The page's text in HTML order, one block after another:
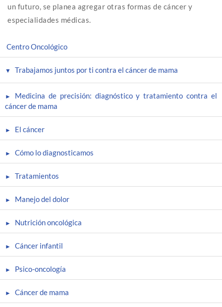
un futuro, se planea agregar otras formas de cáncer y
especialidades médicas.
Centro Oncológico
Trabajamos juntos por ti contra el cáncer de mama
Medicina de precisión: diagnóstico y tratamiento contra el
cáncer de mama
El cáncer
Cómo lo diagnosticamos
Tratamientos
Manejo del dolor
Nutrición oncológica
Cáncer infantil
Psico-oncología
Cáncer de mama